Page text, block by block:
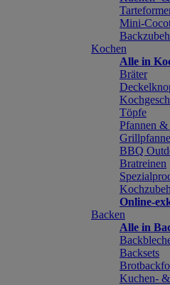
Mini-
Kochen
Alle in
Bräter
Töpfe
Pfannen
BBQ
Bratreinen
Online-
Backen
Alle in
Backsets
Kuchen-